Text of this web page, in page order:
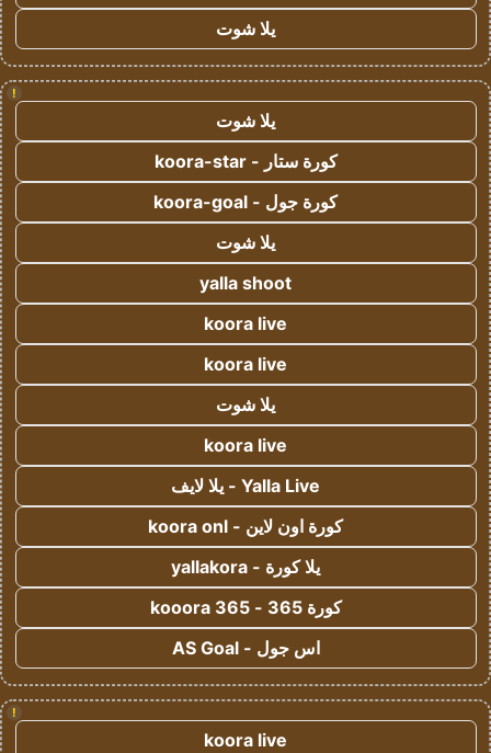
يلا شوت
!
يلا شوت
كورة ستار - koora-star
كورة جول - koora-goal
يلا شوت
yalla shoot
koora live
koora live
يلا شوت
koora live
Yalla Live - يلا لايف
كورة اون لاين - koora onl
يلا كورة - yallakora
كورة 365 - kooora 365
اس جول - AS Goal
!
koora live